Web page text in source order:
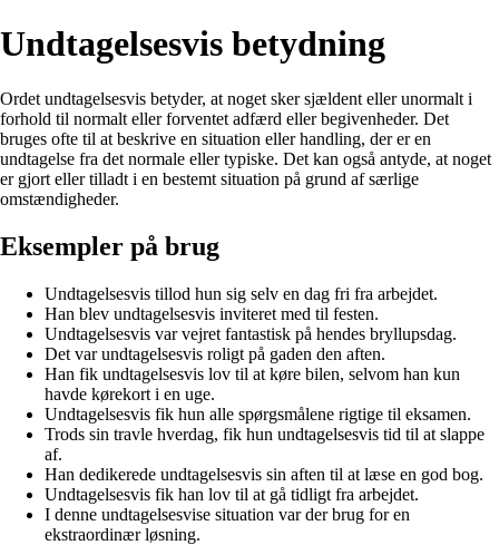
Undtagelsesvis betydning
Ordet undtagelsesvis betyder, at noget sker sjældent eller unormalt i
forhold til normalt eller forventet adfærd eller begivenheder. Det
bruges ofte til at beskrive en situation eller handling, der er en
undtagelse fra det normale eller typiske. Det kan også antyde, at noget
er gjort eller tilladt i en bestemt situation på grund af særlige
omstændigheder.
Eksempler på brug
Undtagelsesvis tillod hun sig selv en dag fri fra arbejdet.
Han blev undtagelsesvis inviteret med til festen.
Undtagelsesvis var vejret fantastisk på hendes bryllupsdag.
Det var undtagelsesvis roligt på gaden den aften.
Han fik undtagelsesvis lov til at køre bilen, selvom han kun
havde kørekort i en uge.
Undtagelsesvis fik hun alle spørgsmålene rigtige til eksamen.
Trods sin travle hverdag, fik hun undtagelsesvis tid til at slappe
af.
Han dedikerede undtagelsesvis sin aften til at læse en god bog.
Undtagelsesvis fik han lov til at gå tidligt fra arbejdet.
I denne undtagelsesvise situation var der brug for en
ekstraordinær løsning.